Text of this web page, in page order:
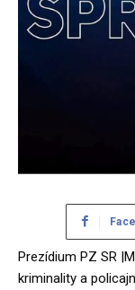
Prezídium PZ SR
kriminality a